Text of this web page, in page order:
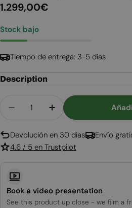
Precio
1.299,00€
Stock bajo
Tiempo de entrega: 3-5 días
Description
Disminuir Cantidad Para
Aumentar
Devolución en 30 días
Envío
4.6 / 5 en Trustpilot
Book a video presentation
See this product up close - we film a